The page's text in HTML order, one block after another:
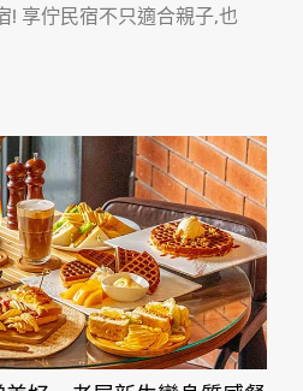
! 享佇民宿不只適合親子,也